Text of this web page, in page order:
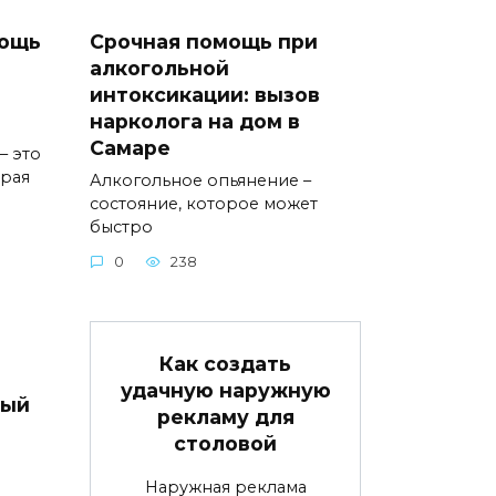
это
Срочная помощь при
алкогольной
интоксикации: вызов
нарколога на дом в
Самаре
Алкогольное опьянение –
состояние, которое может
быстро
0 238
Как создать
удачную наружную
рекламу для
столовой
Наружная реклама